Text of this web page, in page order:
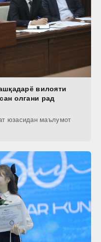
вилояти
олгани рад
юзасидан маълумот